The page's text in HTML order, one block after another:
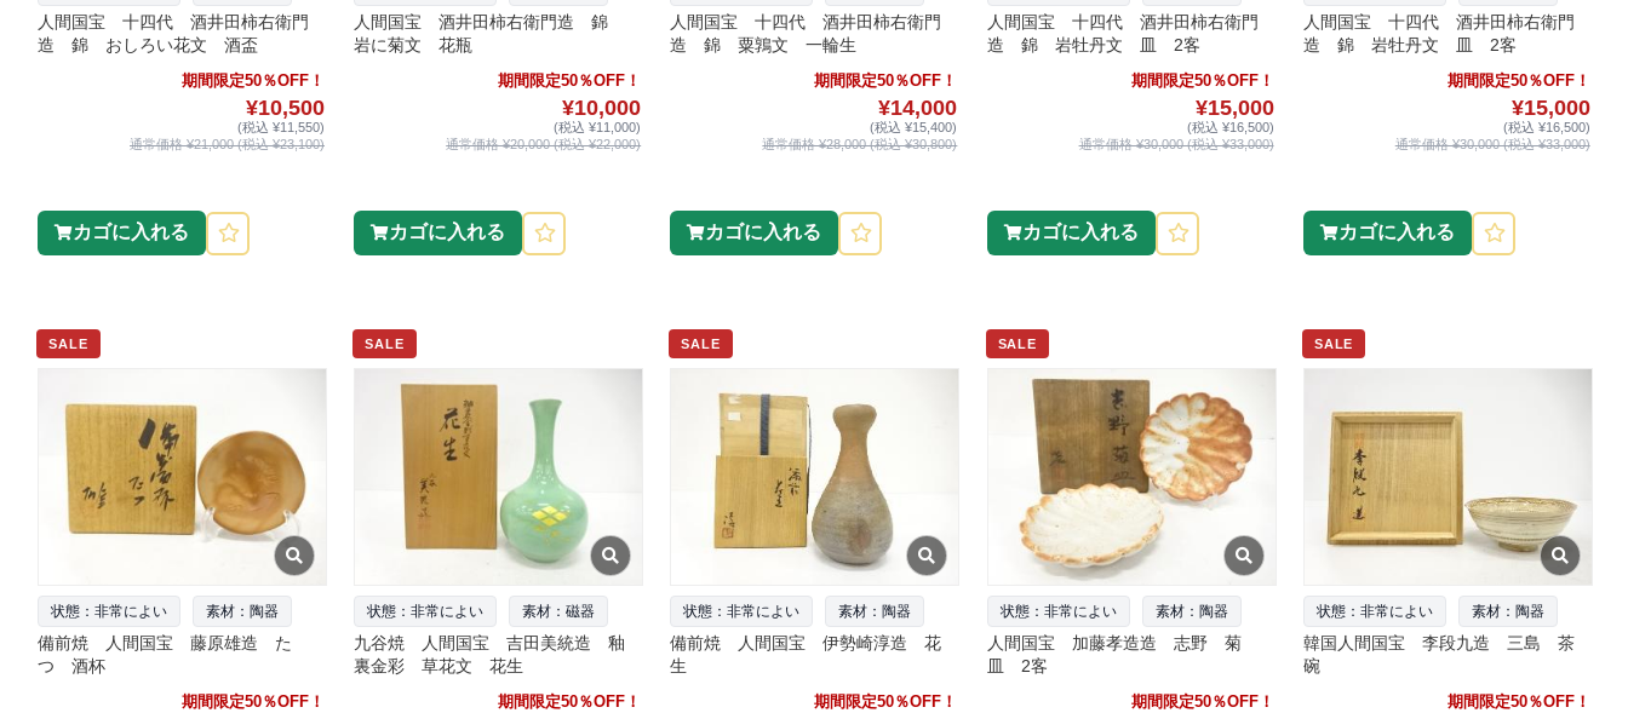
人間国宝 十四代 酒井田柿右衛門
造 錦 おしろい花文 酒盃
期間限定50％OFF！
¥10,500
(税込 ¥11,550)
通常価格 ¥21,000 (税込 ¥23,100)
カゴに入れる
人間国宝 酒井田柿右衛門造 錦
岩に菊文 花瓶
期間限定50％OFF！
¥10,000
(税込 ¥11,000)
通常価格 ¥20,000 (税込 ¥22,000)
カゴに入れる
人間国宝 十四代 酒井田柿右衛門
造 錦 粟鶉文 一輪生
期間限定50％OFF！
¥14,000
(税込 ¥15,400)
通常価格 ¥28,000 (税込 ¥30,800)
カゴに入れる
人間国宝 十四代 酒井田柿右衛門
造 錦 岩牡丹文 皿 2客
期間限定50％OFF！
¥15,000
(税込 ¥16,500)
通常価格 ¥30,000 (税込 ¥33,000)
カゴに入れる
人間国宝 十四代 酒井田柿右衛門
造 錦 岩牡丹文 皿 2客
期間限定50％OFF！
¥15,000
(税込 ¥16,500)
通常価格 ¥30,000 (税込 ¥33,000)
カゴに入れる
SALE
状態：非常によい 素材：陶器
備前焼 人間国宝 藤原雄造 た
つ 酒杯
期間限定50％OFF！
SALE
状態：非常によい 素材：磁器
九谷焼 人間国宝 吉田美統造 釉
裏金彩 草花文 花生
期間限定50％OFF！
SALE
状態：非常によい 素材：陶器
備前焼 人間国宝 伊勢崎淳造 花
生
期間限定50％OFF！
SALE
状態：非常によい 素材：陶器
人間国宝 加藤孝造造 志野 菊
皿 2客
期間限定50％OFF！
SALE
状態：非常によい 素材：陶器
韓国人間国宝 李段九造 三島 茶
碗
期間限定50％OFF！